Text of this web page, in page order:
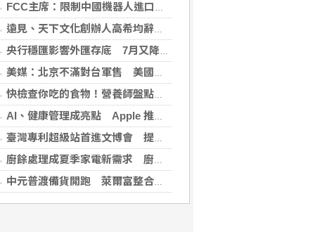
FCC主席：限制中國機器人進口 旨在提振美國產能
遠見、天下文化創辦人高希均辭世 留下華人世界珍貴思想遺產
央行穩匯影響外匯存底 7月又降破6000億美元
美媒：北京不滿對台軍售 美國防官員訪中受阻
快檢查你吃的食物！營養師盤點「5大反式脂肪來源」跟你想的不同
AI、健康管理成亮點 Apple 推薦多元裝置迎接父親
臺灣專利超級站首進文博會 提供免費智財諮詢助創作者護創意
廚餘處理成夏季家電新需求 廚餘機優惠搭地方補助最高省近萬元
中元普渡備貨開跑 萊爾富整合祭拜供品與民生補貨需求